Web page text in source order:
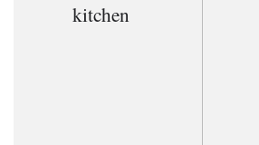
kitchen